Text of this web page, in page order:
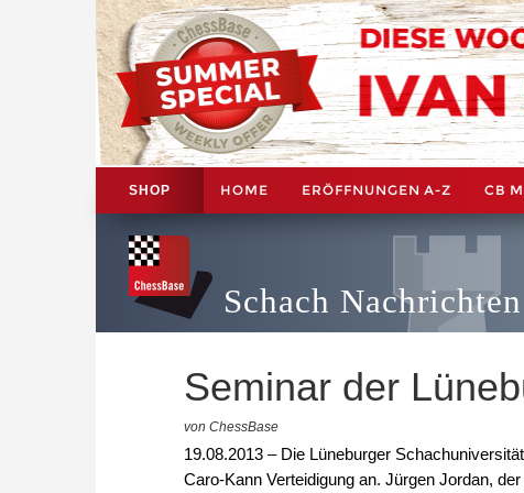
SHOP HOME ERÖFFNUNGEN A-Z CB
Schach Nachrichten
Seminar der
von ChessBase
19.08.2013 – Die Lüneburger
Caro-Kann Verteidigung an. Jürgen Jordan,